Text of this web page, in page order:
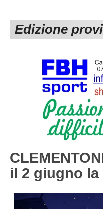
1^ CATEGORIA
3^ CATEGORIA
GIOVANILI
Edizione
il 2 giugno